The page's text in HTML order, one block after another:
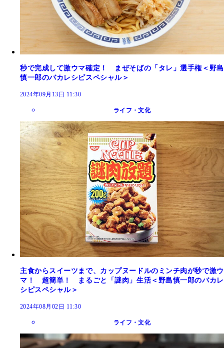
秒で完成して激ウマ確定！ まぜそばの「タレ」選手権＜野島
慎一郎のバカレシピスペシャル＞
2024年09月13日 11:30
ライフ・文化
主食からスイーツまで、カップヌードルのミンチ肉が秒で激ウ
マ！ 超簡単！ まるごと「謎肉」生活＜野島慎一郎のバカレ
シピスペシャル＞
2024年08月02日 11:30
ライフ・文化